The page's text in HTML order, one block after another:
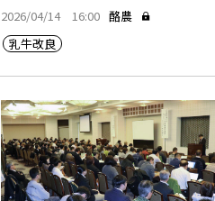
2026/04/14 16:00 酪農
乳牛改良